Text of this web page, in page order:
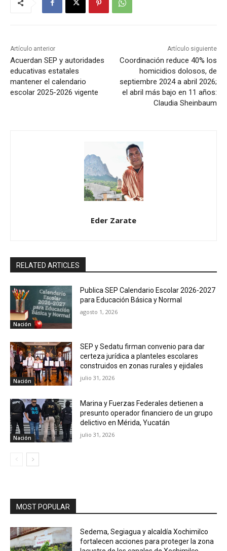
Artículo anterior
Acuerdan SEP y autoridades
educativas estatales
mantener el calendario
escolar 2025-2026 vigente
Artículo siguiente
Coordinación reduce 40% los
homicidios dolosos, de
septiembre 2024 a abril 2026;
el abril más bajo en 11 años:
Claudia Sheinbaum
Eder Zarate
RELATED ARTICLES
Nación
Publica SEP Calendario Escolar 2026-2027
para Educación Básica y Normal
agosto 1, 2026
Nación
SEP y Sedatu firman convenio para dar
certeza jurídica a planteles escolares
construidos en zonas rurales y ejidales
julio 31, 2026
Nación
Marina y Fuerzas Federales detienen a
presunto operador financiero de un grupo
delictivo en Mérida, Yucatán
julio 31, 2026
MOST POPULAR
Sedema, Segiagua y alcaldía Xochimilco
fortalecen acciones para proteger la zona